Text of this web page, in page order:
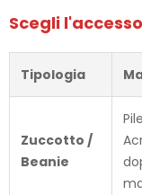
Scegli
Tipologia
Zuccotto /
Beanie